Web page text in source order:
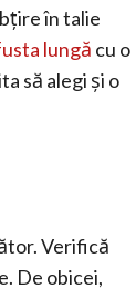
în talie
lungă cu o
să alegi și o
Verifică
De obicei,